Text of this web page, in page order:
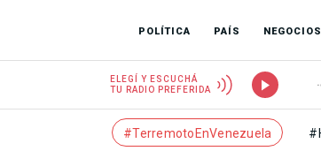
POLÍTICA PAÍS NEGOCIOS
ELEGÍ Y ESCUCHÁ
TU RADIO PREFERIDA
#TerremotoEnVenezuela